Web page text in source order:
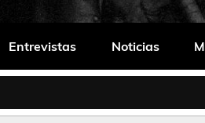
Entrevistas Noticias